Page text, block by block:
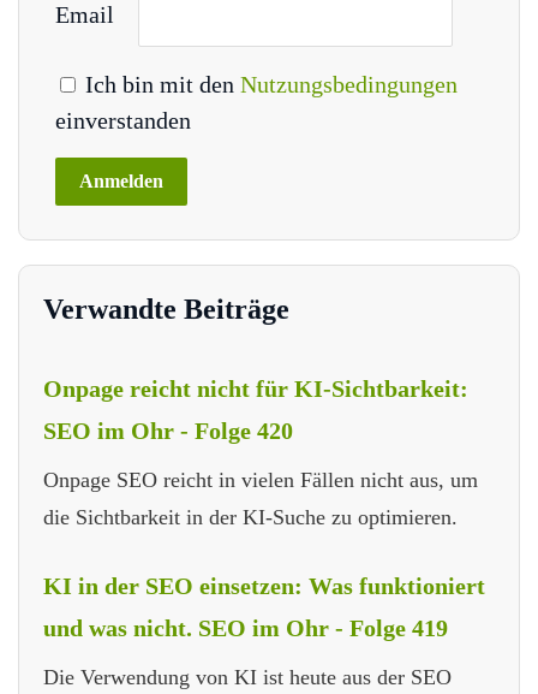
Email
Ich bin mit den Nutzungsbedingungen
einverstanden
Verwandte Beiträge
Onpage reicht nicht für KI-Sichtbarkeit:
SEO im Ohr - Folge 420
Onpage SEO reicht in vielen Fällen nicht aus, um
die Sichtbarkeit in der KI-Suche zu optimieren.
KI in der SEO einsetzen: Was funktioniert
und was nicht. SEO im Ohr - Folge 419
Die Verwendung von KI ist heute aus der SEO